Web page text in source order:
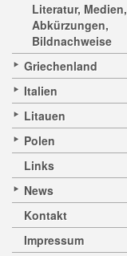
Literatur, Medien,
Abkürzungen,
Bildnachweise
Griechenland
Italien
Litauen
Polen
Links
News
Kontakt
Impressum